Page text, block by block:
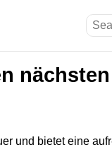
nächsten
und bietet eine